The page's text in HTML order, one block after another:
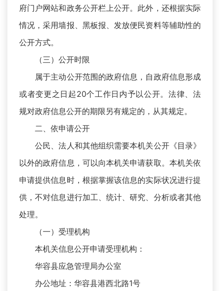
府门户网站和政务公开栏上公开。此外，还根据实际
情况，采用墙报、黑板报、发放便民资料等辅助性的
公开方式。
（三）公开时限
属于主动公开范围的政府信息，自政府信息形成
或者变更之日起20个工作日内予以公开。法律、法
规对政府信息公开的期限另有规定的，从其规定。
二、依申请公开
公民、法人和其他组织需要本机关公开《目录》
以外的政府信息，可以向本机关申请获取。本机关依
申请提供信息时，根据掌握该信息的实际状况进行提
供，不对信息进行加工、统计、研究、分析或者其他
处理。
（一）受理机构
本机关信息公开申请受理机构：
华容县应急管理局办公室
办公地址：华容县港西北路1号